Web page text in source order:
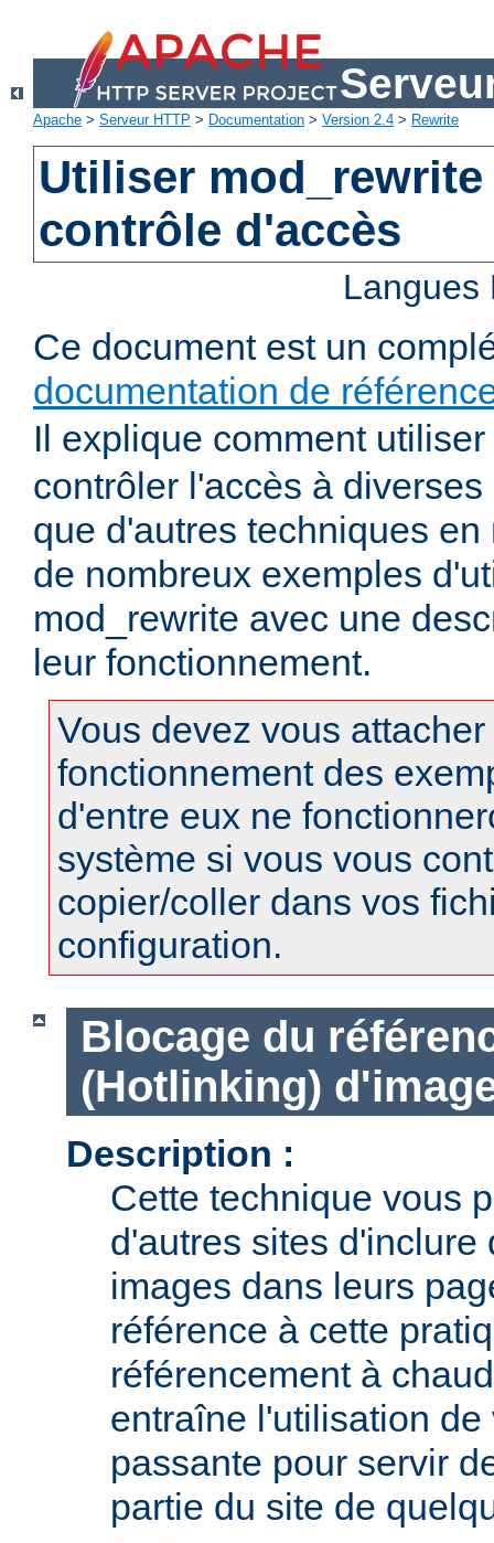
Apache > Serveur HTTP > Documentation > Version 2.4 > Rewrite
Utiliser
contrôle d'accès
Ce document est un
documentation de
Il explique comment utiliser
contrôler l'accès à
que d'autres techniques
de nombreux exemples
mod_rewrite avec une
leur fonctionnement.
Vous devez vous
fonctionnement des
d'entre eux ne
système si vous vous
copier/coller dans vos
configuration.
Blocage du
(Hotlinking)
Description :
Cette technique vous
d'autres sites d'inclure
images dans leurs
référence à cette
référencement à
entraîne l'utilisation de
passante pour servir
partie du site de